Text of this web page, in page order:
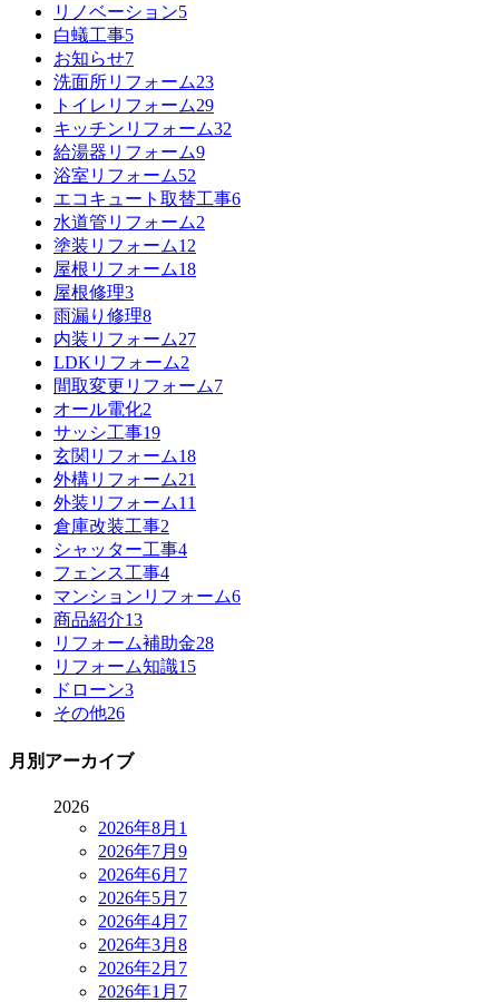
リノベーション5
白蟻工事5
お知らせ7
洗面所リフォーム23
トイレリフォーム29
キッチンリフォーム32
給湯器リフォーム9
浴室リフォーム52
エコキュート取替工事6
水道管リフォーム2
塗装リフォーム12
屋根リフォーム18
屋根修理3
雨漏り修理8
内装リフォーム27
LDKリフォーム2
間取変更リフォーム7
オール電化2
サッシ工事19
玄関リフォーム18
外構リフォーム21
外装リフォーム11
倉庫改装工事2
シャッター工事4
フェンス工事4
マンションリフォーム6
商品紹介13
リフォーム補助金28
リフォーム知識15
ドローン3
その他26
月別アーカイブ
2026
2026年8月 1
2026年7月 9
2026年6月 7
2026年5月 7
2026年4月 7
2026年3月 8
2026年2月 7
2026年1月 7